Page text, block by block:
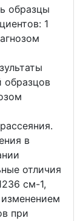
образцы
1
образцов
в
отличия
см-1,
при